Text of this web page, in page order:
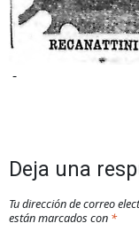
-
Deja una
Tu dirección de correo
están marcados con *